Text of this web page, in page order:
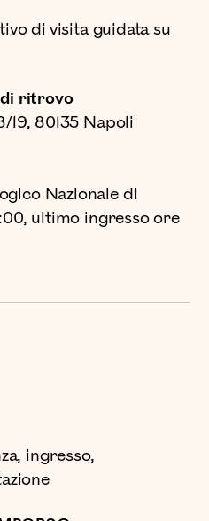
di visita guidata su
ritrovo
19, 80135 Napoli
Nazionale di
ultimo ingresso ore
ingresso,